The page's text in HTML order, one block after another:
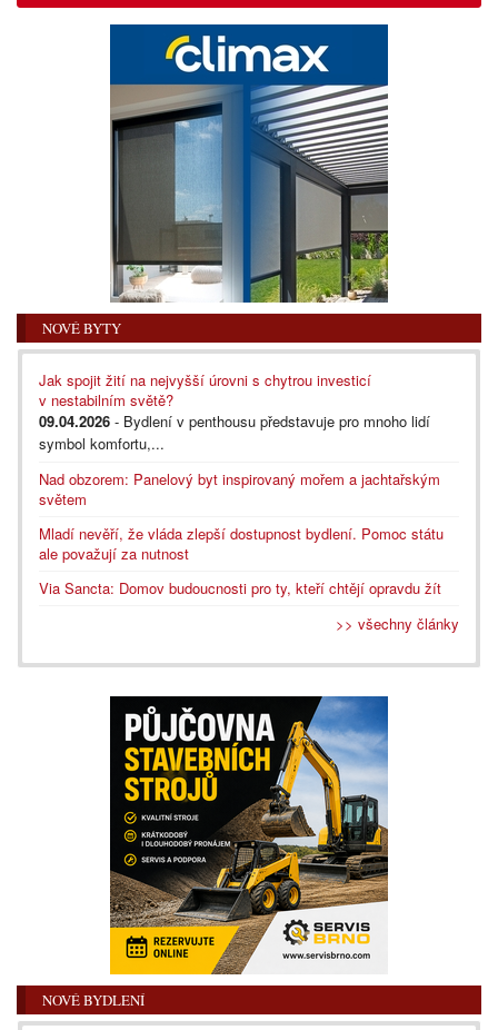
NOVÉ BYTY
Jak spojit žití na nejvyšší úrovni s chytrou investicí
v nestabilním světě?
09.04.2026 - Bydlení v penthousu představuje pro mnoho lidí
symbol komfortu,...
Nad obzorem: Panelový byt inspirovaný mořem a jachtařským
světem
Mladí nevěří, že vláda zlepší dostupnost bydlení. Pomoc státu
ale považují za nutnost
Via Sancta: Domov budoucnosti pro ty, kteří chtějí opravdu žít
>> všechny články
NOVÉ BYDLENÍ